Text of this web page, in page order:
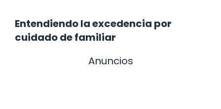
Entendiendo la excedencia por
cuidado de familiar
Anuncios